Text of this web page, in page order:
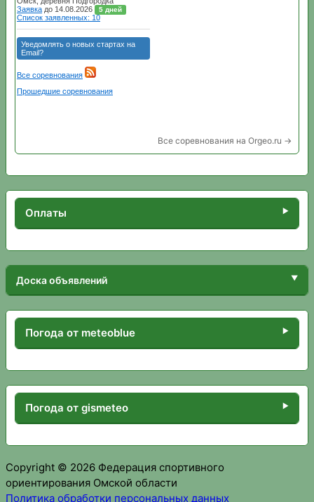
Все соревнования на Orgeo.ru →
Оплаты
Доска объявлений
Погода от meteoblue
Погода от gismeteo
Copyright © 2026 Федерация спортивного
ориентирования Омской области
Политика обработки персональных данных